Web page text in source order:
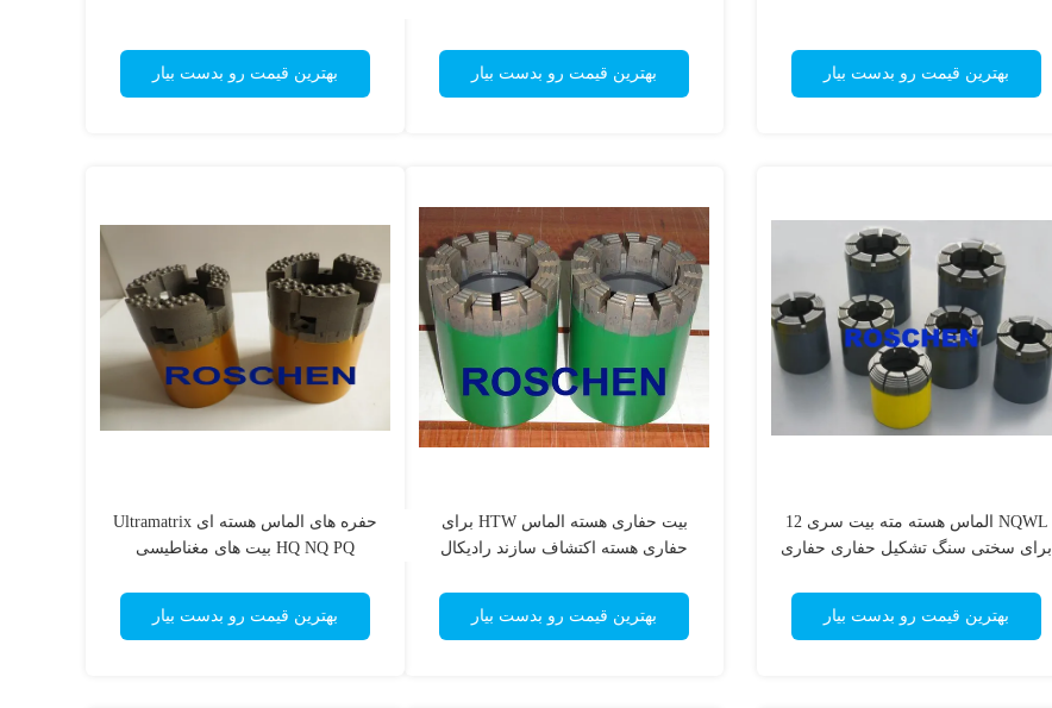
بهترین قیمت رو بدست بیار بهترین قیمت رو بدست بیار بهترین قیمت رو بدست بیار
NQWL الماس هسته مته بیت سری 12
برای سختی سنگ تشکیل حفاری حفاری
بهترین قیمت رو بدست بیار
بیت حفاری هسته الماس HTW برای
حفاری هسته اکتشاف سازند رادیکال
بهترین قیمت رو بدست بیار
حفره های الماس هسته ای Ultramatrix
HQ NQ PQ بیت های مغناطیسی
بهترین قیمت رو بدست بیار